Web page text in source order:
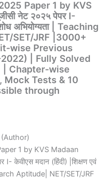
Paper 1 by KVS
नेट २०२५ पेपर I-
अभियोग्यता | Teaching
SET/JRF |3000+
wise Previous
| Fully Solved
| Chapter-wise
Mock Tests & 10
through
(Author)
1 by KVS Madaan
केवीएस मदान (हिंदी) |शिक्षण एवं
Aptitude| NET/SET/JRF